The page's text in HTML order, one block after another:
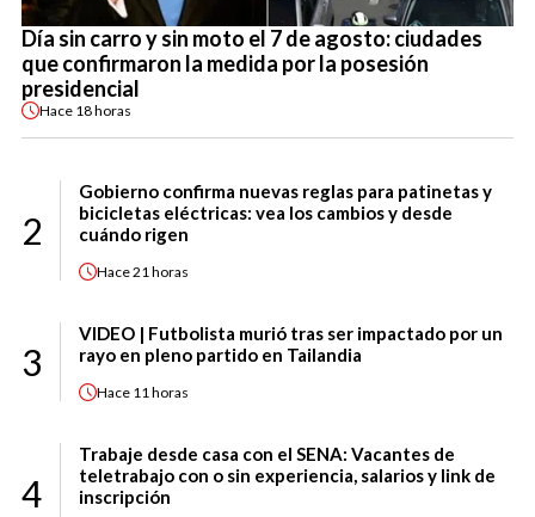
Día sin carro y sin moto el 7 de agosto: ciudades
que confirmaron la medida por la posesión
presidencial
Hace 18 horas
2
Gobierno confirma nuevas reglas para patinetas y
bicicletas eléctricas: vea los cambios y desde
cuándo rigen
Hace21 horas
3
VIDEO | Futbolista murió tras ser impactado por un
rayo en pleno partido en Tailandia
Hace 11 horas
4
Trabaje desde casa con el SENA: Vacantes de
teletrabajo con o sin experiencia, salarios y link de
inscripción